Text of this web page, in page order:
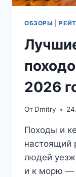
ОБЗОРЫ |
2026
От Dmitry
Походы и
настоящий
людей
и к морю —